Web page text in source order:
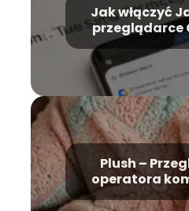
Jak włączyć
przeglądarce
telefonie z
Plush –
operatora